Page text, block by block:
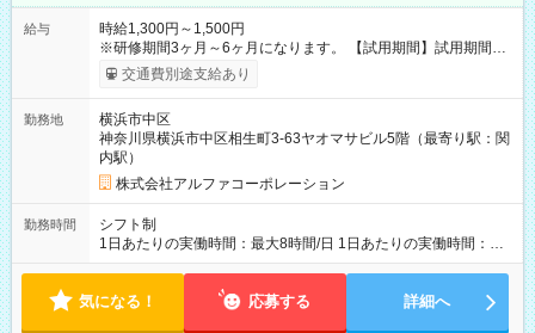
給与
時給1,300円～1,500円
※研修期間3ヶ月～6ヶ月になります。 【試用期間】試用期間あ
り 試用期間の長さ：1ヶ月 雇用形態、給与は本採用時と同じで
す。
交通費別途支給あり
勤務地
横浜市中区
神奈川県横浜市中区相生町3-63ヤオマサビル5階（最寄り駅：関
内駅）
株式会社アルファコーポレーション
勤務時間
シフト制
1日あたりの実働時間：最大8時間/日 1日あたりの実働時間：
7~8時間 シフト例 ・10時00分～18時00分 ・10時00分～19時00
気になる！ 応募する 詳細へ